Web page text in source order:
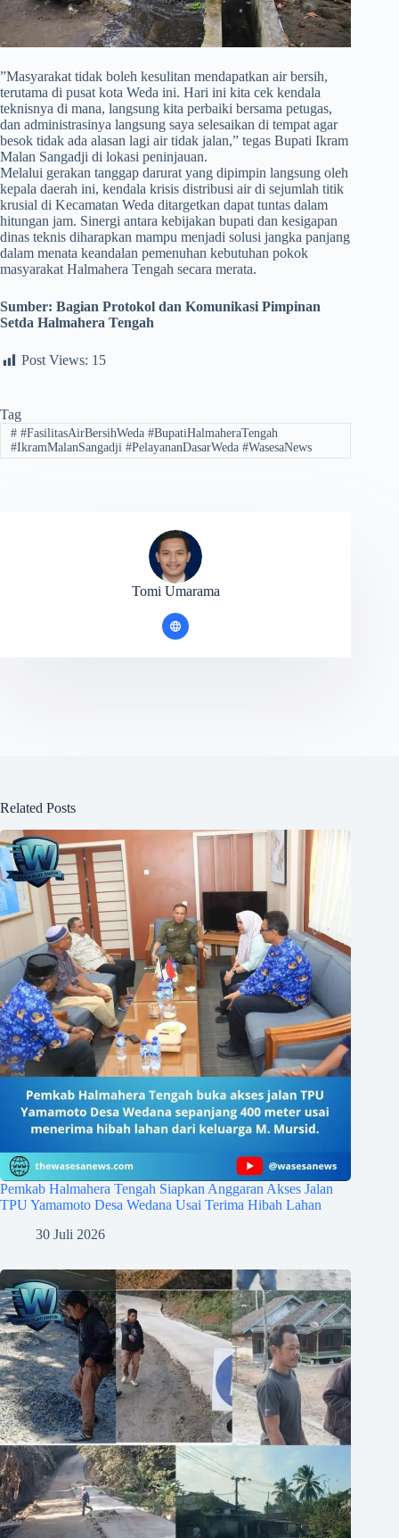
​”Masyarakat tidak boleh kesulitan mendapatkan air bersih,
terutama di pusat kota Weda ini. Hari ini kita cek kendala
teknisnya di mana, langsung kita perbaiki bersama petugas,
dan administrasinya langsung saya selesaikan di tempat agar
besok tidak ada alasan lagi air tidak jalan,” tegas Bupati Ikram
Malan Sangadji di lokasi peninjauan.
​Melalui gerakan tanggap darurat yang dipimpin langsung oleh
kepala daerah ini, kendala krisis distribusi air di sejumlah titik
krusial di Kecamatan Weda ditargetkan dapat tuntas dalam
hitungan jam. Sinergi antara kebijakan bupati dan kesigapan
dinas teknis diharapkan mampu menjadi solusi jangka panjang
dalam menata keandalan pemenuhan kebutuhan pokok
masyarakat Halmahera Tengah secara merata.
Sumber: Bagian Protokol dan Komunikasi Pimpinan
Setda Halmahera Tengah
Post Views: 15
Tag
##FasilitasAirBersihWeda #BupatiHalmaheraTengah
#IkramMalanSangadji #PelayananDasarWeda #WasesaNews
Tomi Umarama
Related Posts
Pemkab Halmahera Tengah Siapkan Anggaran Akses Jalan
TPU Yamamoto Desa Wedana Usai Terima Hibah Lahan
30 Juli 2026